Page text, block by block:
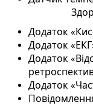
Додаток
Додаток
Додаток
Додаток